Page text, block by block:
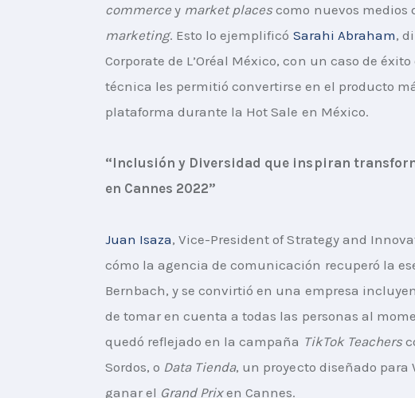
commerce y market places como nuevos medios
marketing. Esto lo ejemplificó Sarahi Abraham,
Corporate de L’Oréal México, con un caso de
técnica les permitió convertirse en el producto
plataforma durante la Hot Sale en México.
“Inclusión y Diversidad que inspiran
en Cannes 2022”
Juan Isaza, Vice-President of Strategy and
cómo la agencia de comunicación recuperó la
Bernbach, y se convirtió en una empresa
de tomar en cuenta a todas las personas al
quedó reflejado en la campaña TikTok Teachers
Sordos, o Data Tienda, un proyecto diseñado para
ganar el Grand Prix en Cannes.